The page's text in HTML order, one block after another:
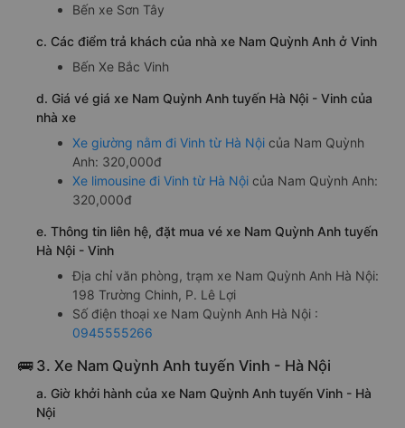
Bến xe Sơn Tây
c. Các điểm trả khách của nhà xe Nam Quỳnh Anh ở Vinh
Bến Xe Bắc Vinh
d. Giá vé giá xe Nam Quỳnh Anh tuyến Hà Nội - Vinh của
nhà xe
Xe giường nằm đi Vinh từ Hà Nội của Nam Quỳnh
Anh: 320,000đ
Xe limousine đi Vinh từ Hà Nội của Nam Quỳnh Anh:
320,000đ
e. Thông tin liên hệ, đặt mua vé xe Nam Quỳnh Anh tuyến
Hà Nội - Vinh
Địa chỉ văn phòng, trạm xe Nam Quỳnh Anh Hà Nội:
198 Trường Chinh, P. Lê Lợi
Số điện thoại xe Nam Quỳnh Anh Hà Nội :
0945555266
🚌 3. Xe Nam Quỳnh Anh tuyến Vinh - Hà Nội
a. Giờ khởi hành của xe Nam Quỳnh Anh tuyến Vinh - Hà
Nội